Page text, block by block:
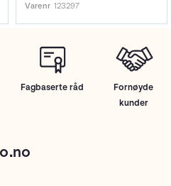
Varenr 123297
Fagbaserte råd
Fornøyde
kunder